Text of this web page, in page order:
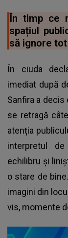
În timp ce
spațiul
să ignore
În ciuda
imediat după
Sanfira a
se retragă
atenția
interpretul
echilibru și
o stare de
imagini din
vis, momente